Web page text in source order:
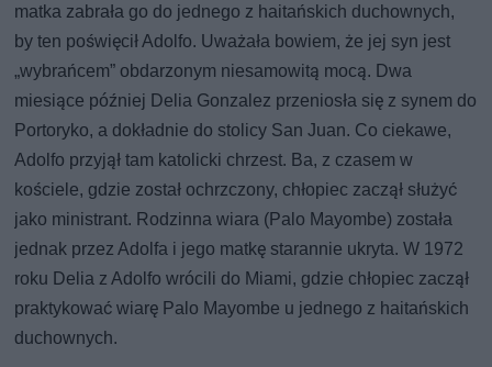
matka zabrała go do jednego z haitańskich duchownych,
by ten poświęcił Adolfo. Uważała bowiem, że jej syn jest
„wybrańcem” obdarzonym niesamowitą mocą. Dwa
miesiące później Delia Gonzalez przeniosła się z synem do
Portoryko, a dokładnie do stolicy San Juan. Co ciekawe,
Adolfo przyjął tam katolicki chrzest. Ba, z czasem w
kościele, gdzie został ochrzczony, chłopiec zaczął służyć
jako ministrant. Rodzinna wiara (Palo Mayombe) została
jednak przez Adolfa i jego matkę starannie ukryta. W 1972
roku Delia z Adolfo wrócili do Miami, gdzie chłopiec zaczął
praktykować wiarę Palo Mayombe u jednego z haitańskich
duchownych.